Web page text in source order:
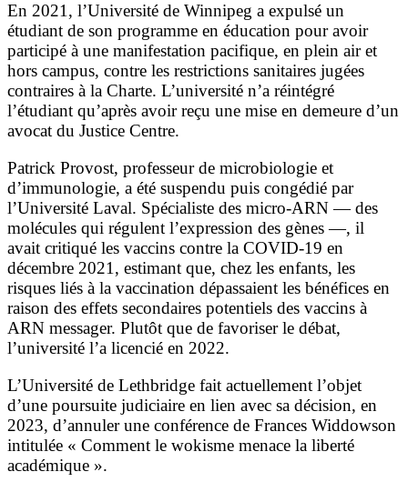
En 2021, l’Université de Winnipeg a expulsé un
étudiant de son programme en éducation pour avoir
participé à une manifestation pacifique, en plein air et
hors campus, contre les restrictions sanitaires jugées
contraires à la Charte. L’université n’a réintégré
l’étudiant qu’après avoir reçu une mise en demeure d’un
avocat du Justice Centre.
Patrick Provost, professeur de microbiologie et
d’immunologie, a été suspendu puis congédié par
l’Université Laval. Spécialiste des micro-ARN — des
molécules qui régulent l’expression des gènes —, il
avait critiqué les vaccins contre la COVID-19 en
décembre 2021, estimant que, chez les enfants, les
risques liés à la vaccination dépassaient les bénéfices en
raison des effets secondaires potentiels des vaccins à
ARN messager. Plutôt que de favoriser le débat,
l’université l’a licencié en 2022.
L’Université de Lethbridge fait actuellement l’objet
d’une poursuite judiciaire en lien avec sa décision, en
2023, d’annuler une conférence de Frances Widdowson
intitulée « Comment le wokisme menace la liberté
académique ».